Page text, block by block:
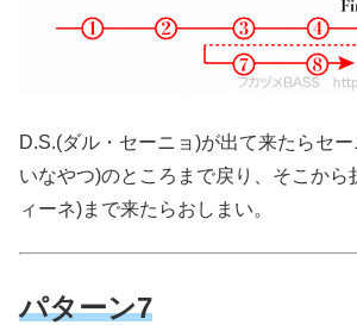
D.S.(ダル・セーニョ)が出て来たらセ
いなやつ)のところまで戻り、そこから
ィーネ)まで来たらおしまい。
パターン7